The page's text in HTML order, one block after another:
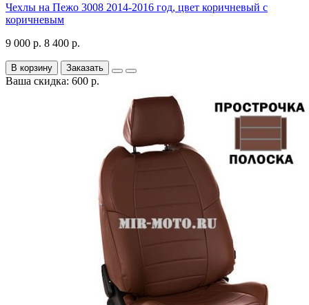
Чехлы на Пежо 3008 2014-2016 год, цвет коричневый с
коричневым
9 000 р. 8 400 р.
В корзину Заказать
Ваша скидка: 600 р.